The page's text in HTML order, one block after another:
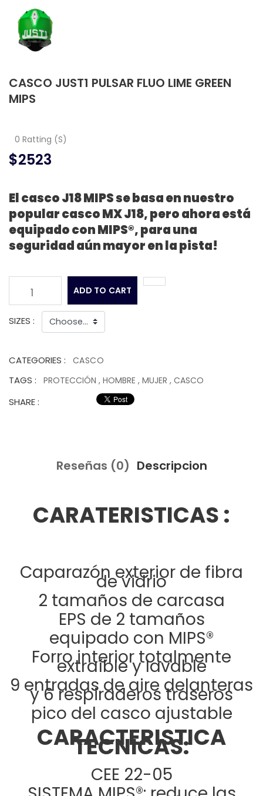
CASCO JUST1 PULSAR FLUO LIME GREEN
MIPS
0 Ratting (S)
$2523
El casco J18 MIPS se basa en nuestro
popular casco MX J18, pero ahora está
equipado con MIPS®, para una
seguridad aún mayor en la pista!
1 ADD TO CART
SIZES :
CATEGORIES : CASCO
TAGS : PROTECCIÓN , HOMBRE , MUJER , CASCO
SHARE :
Reseñas (0) Descripcion
CARATERISTICAS :
Caparazón exterior de fibra
de vidrio
2 tamaños de carcasa
EPS de 2 tamaños
equipado con MIPS®
Forro interior totalmente
extraíble y lavable
9 entradas de aire delanteras
y 6 respiraderos traseros
pico del casco ajustable
CARACTERISTICA
TECNICAS:
CEE 22-05